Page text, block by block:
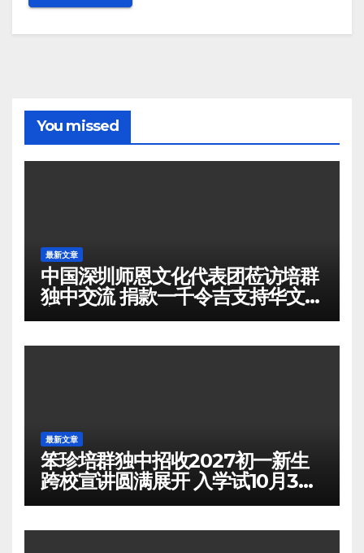
You missed
最新文章
中国深圳师恩文化代表团莅访培群
独中交流 捐款一千令吉支持华文教
育
最新文章
笨珍培群独中招收2027初一新生
跨校宣讲圆满展开 入学试10月3日
举行